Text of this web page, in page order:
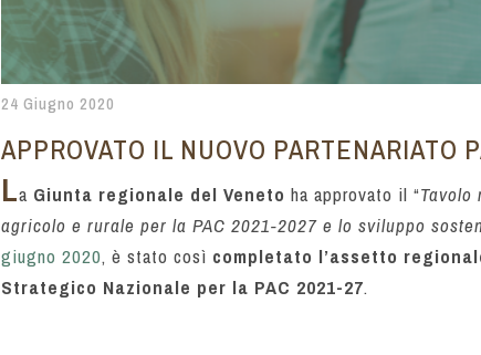
24 Giugno 2020
APPROVATO IL NUOVO PARTENARIATO
La Giunta regionale del Veneto ha approvato il “
agricolo e rurale per la PAC 2021-2027 e lo sviluppo
giugno 2020, è stato così completato l’assetto
Strategico Nazionale per la PAC 2021-27.